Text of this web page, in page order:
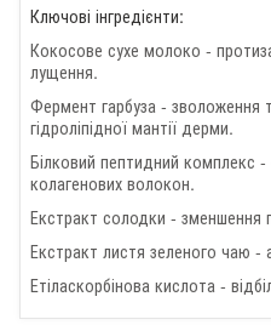
Ключові інгредієнти:
Кокосове сухе молоко -
лущення.
Фермент гарбуза - зволоження
гідроліпідної мантії дерми.
Білковий пептидний комплекс
колагенових волокон.
Екстракт солодки - зменшення
Екстракт листя зеленого чаю -
Етіласкорбінова кислота -